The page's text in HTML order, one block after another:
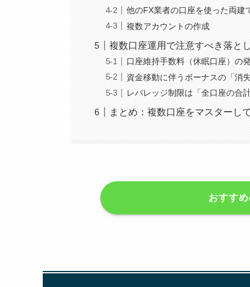
他のFX業者の口座を使った両建
複数アカウントの作成
複数口座運用で注意すべき落と
口座維持手数料（休眠口座）の
資金移動に伴うボーナスの「消
レバレッジ制限は「全口座の合
まとめ：複数口座をマスターし
おすす